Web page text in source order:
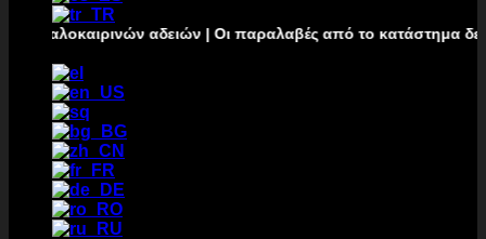
αδειών | Οι παραλαβές από το κατάστημα δεν θα